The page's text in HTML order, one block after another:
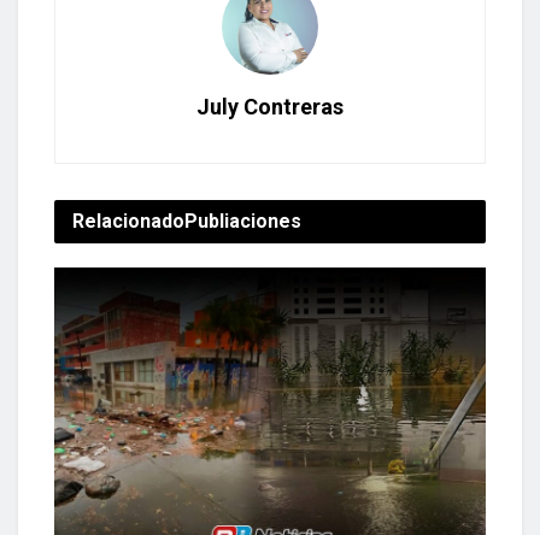
July Contreras
RelacionadoPubliaciones